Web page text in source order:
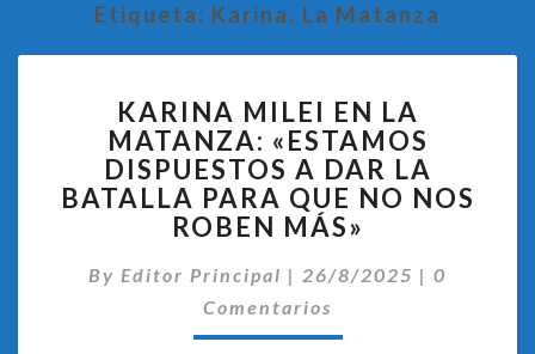
Etiqueta: Karina. La Matanza
MILEI
EN
LA
MATANZA:
«ESTAMOS
DISPUESTOS
A
DAR
KARINA MILEI EN LA
MATANZA: «ESTAMOS
DISPUESTOS A DAR LA
BATALLA PARA QUE NO NOS
ROBEN MÁS»
By Editor Principal | 26/8/2025 | 0
Comentarios